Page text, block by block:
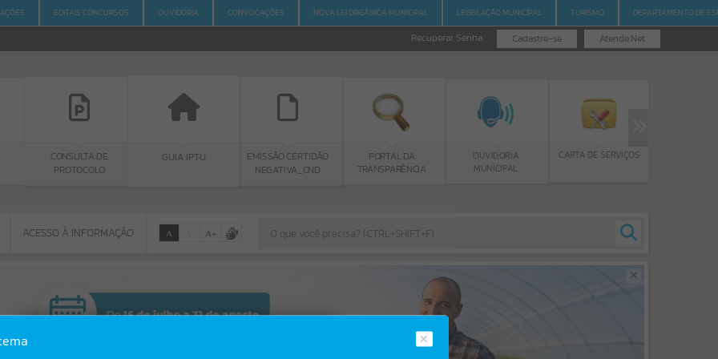
EDITAIS CONCURSOS OUVIDORIA CONVOCAÇÕES NOVA LEI ORGÂNICA MUNICIPAL LEGISLAÇÃO MUNICIPAL TURISMO DEPARTAMENTO DE
Atende.Net
Cadastre-se
Recuperar Senha
DE
GUIA IPTU
EMISSÃO CERTIDÃO
PORTAL DA
TRANSPARÊNCIA
OUVIDORIA
MUNICIPAL
CARTA DE SERVIÇOS
PROGRAMA BOLSA
ACESSO À INFORMAÇÃO A A+